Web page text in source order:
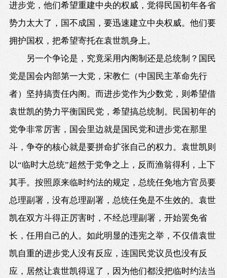
进步党，他们希望重建中央的权威，觉得民国初年各省
势力太大了，国不成国，要迅速建立中央权威。他们要
拥护国权，把希望寄托在袁世凯身上。
另一个争论是，究竟采用内阁制还是总统制？国民
党是国会内部第一大党，宋教仁（中国民主革命先行
者）坚持搞责任内阁。而进步党作为少数党，则希望借
袁世凯的势力平衡国民党，希望搞总统制。民国初年的
党争非常厉害，国会里边就是国民党和进步党在那里
斗，争夺的核心就是要拼命扩张自己的权力。袁世凯则
以“临时大总统”超然于党争之上，反而渔翁得利，上下
其手。按照原来临时约法的规定，总统任免地方官员要
总理副署，没有总理副署，总统任免是不生效的。袁世
凯在双方斗得正厉害时，不经总理副署，开始罢免省
长，任用自己的人。如此明显的违宪之举，不仅借袁世
凯自重的进步党人没有反应，连国民党议员也没有反
应，居然让袁世凯得逞了，因为他们都没把临时约法当